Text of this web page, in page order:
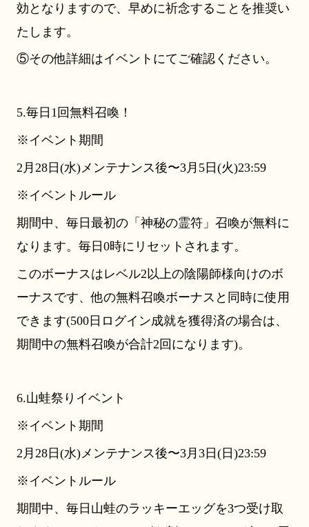
効となりますので、早めに祈念することを推奨い
たします。
⑤その他詳細はイベントにてご確認ください。
5.毎日1回無料召喚！
※イベント期間
2月28日(水)メンテナンス後〜3月5日(火)23:59
※イベントルール
期間中、毎日最初の「神秘の霊符」召喚が無料に
なります。毎日0時にリセットされます。
このボーナスはレベル2以上の陰陽師様向けのボ
ーナスです、他の無料召喚ボーナスと同時に使用
できます(500日ログイン成就を獲得済の場合は、
期間中の無料召喚が合計2回になります)。
6.山蛙祭りイベント
※イベント期間
2月28日(水)メンテナンス後〜3月3日(日)23:59
※イベントルール
期間中、毎日山蛙のラッキーエッグを3つ受け取